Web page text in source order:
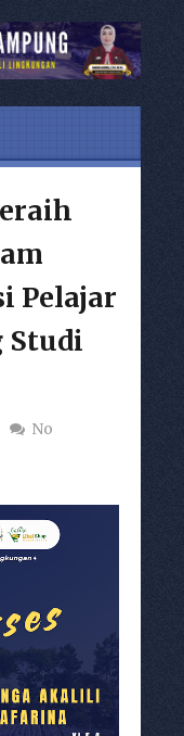
Pelajar
Studi
No